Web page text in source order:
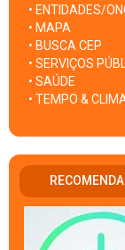
• ENTIDADES/
• MAPA
• BUSCA CEP
• SERVIÇOS
• SAÚDE
• TEMPO &